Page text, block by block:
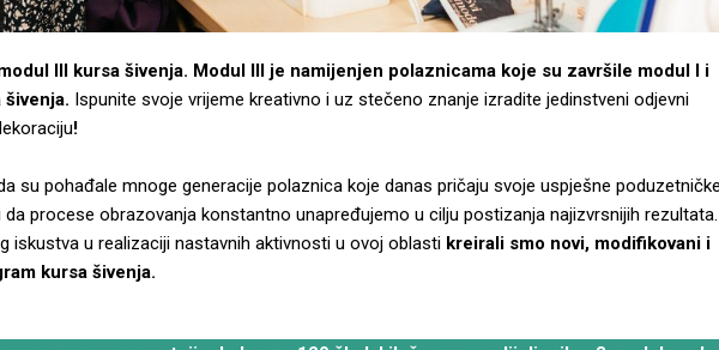
III kursa šivenja. Modul III je namijenjen polaznicama koje su završile modul I i
šivenja. Ispunite svoje vrijeme kreativno i uz stečeno znanje izradite jedinstveni odjevni
!
su pohađale mnoge generacije polaznica koje danas pričaju svoje uspješne poduzetničke
procese obrazovanja konstantno unapređujemo u cilju postizanja najizvrsnijih rezultata.
iskustva u realizaciji nastavnih aktivnosti u ovoj oblasti kreirali smo novi, modifikovani i
kursa šivenja.